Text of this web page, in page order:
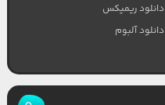
دانلود ریمیکس
دانلود آلبوم